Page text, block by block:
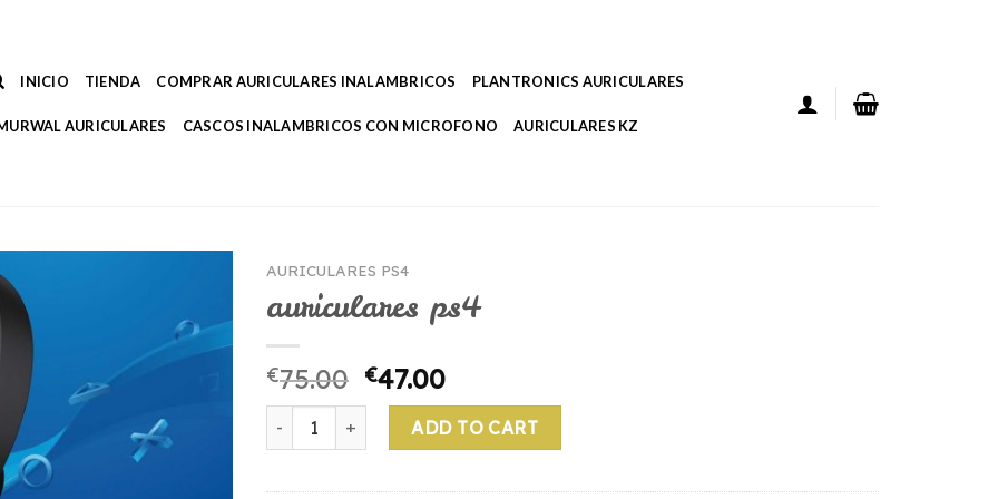
INICIO TIENDA COMPRAR AURICULARES INALAMBRICOS PLANTRONICS AURICULARES
AURICULARES CASCOS INALAMBRICOS CON MICROFONO AURICULARES KZ
AURICULARES PS4
auriculares ps4
€75.00 €47.00
auriculares ps4 quantityADD TO CART